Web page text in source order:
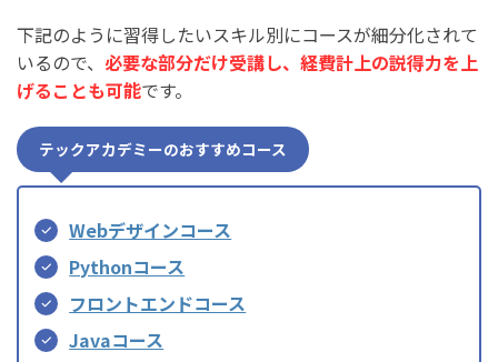
下記のように習得したいスキル別にコースが細分化されて
いるので、 必要な部分だけ受講し、経費計上の説得力を上
げることも可能です。
テックアカデミーのおすすめコース
Webデザインコース
Pythonコース
フロントエンドコース
Javaコース